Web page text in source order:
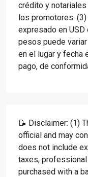
crédito y
los promotores.
expresado en
pesos puede
en el lugar y fecha
pago, de
📝 Disclaimer: (1)
official and may
does not include
taxes,
purchased with a